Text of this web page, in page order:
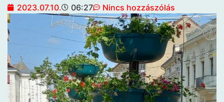
2023.07.10. 06:27 Nincs hozzászólás